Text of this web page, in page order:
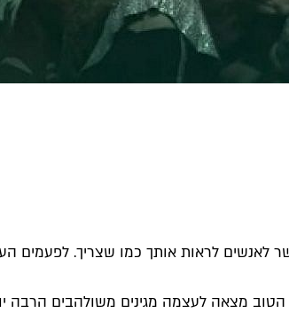
לאנשים לראות אותך כמו שצריך. לפעמים
מצאה לעצמה מגינים משולהבים הרבה